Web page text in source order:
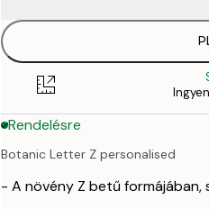
50x70 cm
Rendelésre
Botanic Letter Z personalised
- A növény Z betű formájában,